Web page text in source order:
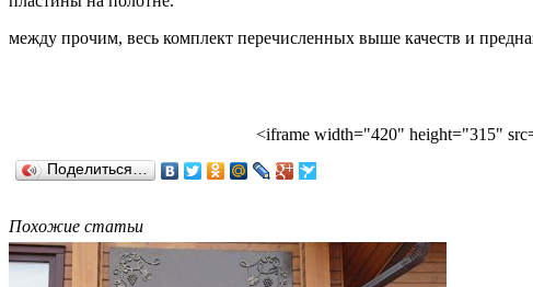
между прочим, весь комплект перечисленных выше качеств и
<iframe width="420" height="315"
Поделиться…
Похожие статьи